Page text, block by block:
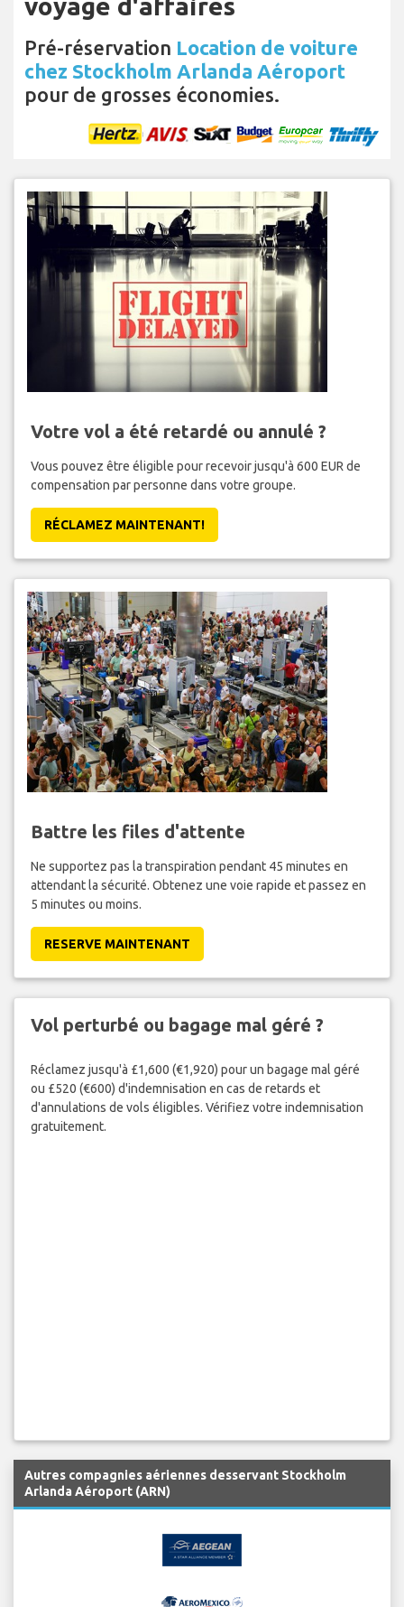
Pré-réservation Location de voiture
chez Stockholm Arlanda Aéroport
pour de grosses économies.
Votre vol a été retardé ou annulé ?
Vous pouvez être éligible pour recevoir jusqu'à 600 EUR de
compensation par personne dans votre groupe.
RÉCLAMEZ MAINTENANT!
Battre les files d'attente
Ne supportez pas la transpiration pendant 45 minutes en
attendant la sécurité. Obtenez une voie rapide et passez en
5 minutes ou moins.
RESERVE MAINTENANT
Vol perturbé ou bagage mal géré ?
Réclamez jusqu'à £1,600 (€1,920) pour un bagage mal géré
ou £520 (€600) d'indemnisation en cas de retards et
d'annulations de vols éligibles. Vérifiez votre indemnisation
gratuitement.
Autres compagnies aériennes desservant Stockholm
Arlanda Aéroport (ARN)